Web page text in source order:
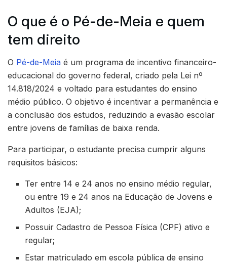
O que é o Pé-de-Meia e quem
tem direito
O Pé-de-Meia é um programa de incentivo financeiro-
educacional do governo federal, criado pela Lei nº
14.818/2024 e voltado para estudantes do ensino
médio público. O objetivo é incentivar a permanência e
a conclusão dos estudos, reduzindo a evasão escolar
entre jovens de famílias de baixa renda.
Para participar, o estudante precisa cumprir alguns
requisitos básicos:
Ter entre 14 e 24 anos no ensino médio regular,
ou entre 19 e 24 anos na Educação de Jovens e
Adultos (EJA);
Possuir Cadastro de Pessoa Física (CPF) ativo e
regular;
Estar matriculado em escola pública de ensino